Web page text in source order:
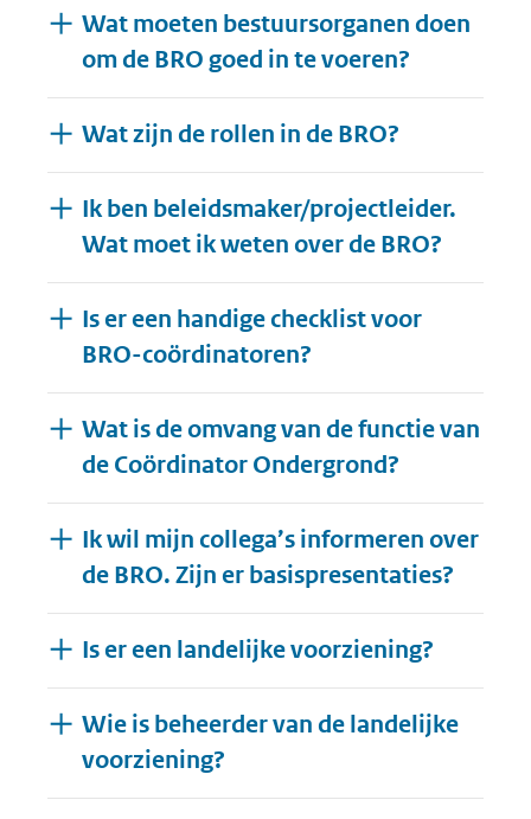
Wat moeten bestuursorganen doen
om de BRO goed in te voeren?
Wat zijn de rollen in de BRO?
Ik ben beleidsmaker/projectleider.
Wat moet ik weten over de BRO?
Is er een handige checklist voor
BRO-coördinatoren?
Wat is de omvang van de functie van
de Coördinator Ondergrond?
Ik wil mijn collega’s informeren over
de BRO. Zijn er basispresentaties?
Is er een landelijke voorziening?
Wie is beheerder van de landelijke
voorziening?